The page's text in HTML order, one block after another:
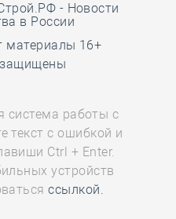
- Новости
в России
материалы 16+
защищены
система работы с
текст с ошибкой и
Ctrl + Enter.
устройств
ссылкой.